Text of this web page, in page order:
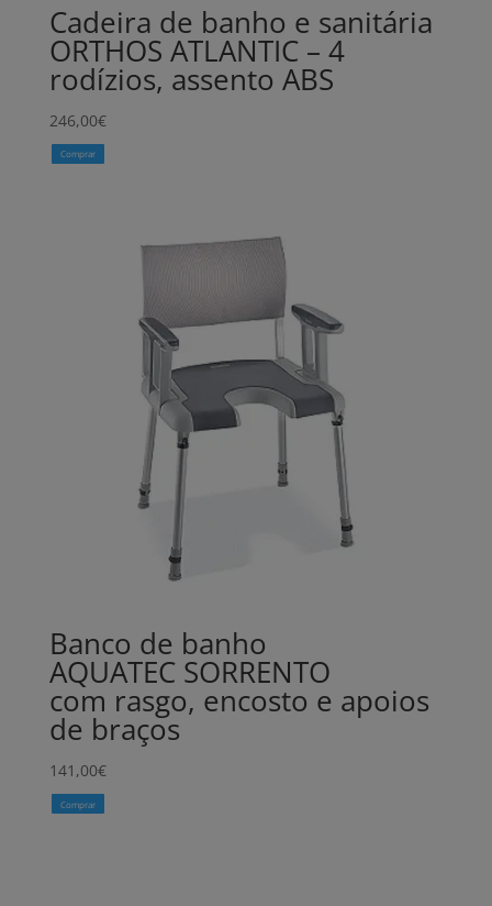
Cadeira de banho e sanitária
ORTHOS ATLANTIC – 4
rodízios, assento ABS
246,00€
Comprar
Banco de banho
AQUATEC SORRENTO
com rasgo, encosto e apoios
de braços
141,00€
Comprar